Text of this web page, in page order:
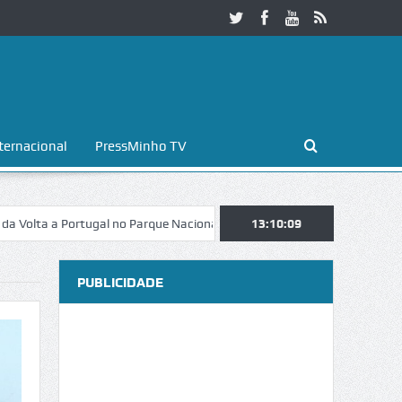
PressMinho TV
no Parque Nacional da Peneda-Gerês Esposende.
13:10:10
PUBLICIDADE